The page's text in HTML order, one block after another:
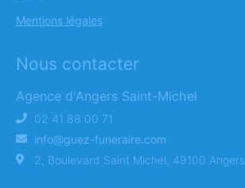
Mentions légales
Nous contacter
Agence d'Angers Saint-Michel
02 41 88 00 71
info@guez-funeraire.com
2, Boulevard Saint Michel, 49100 Angers